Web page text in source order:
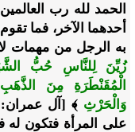
الحمد لله رب
أحدهما الآخر، فما
به الرجل من مهمات لا
زُيِّنَ لِلنَّاسِ حُبُّ
الْمُقَنْطَرَةِ مِنَ
وَالْحَرْثِ
على المرأة فتكون له